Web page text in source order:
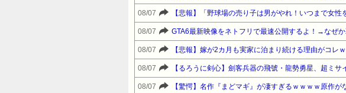
08/07 【悲報】「野球場の売り子は男がやれ！いつまで女
08/07 GTA6最新映像をネトフリで最速公開するよ！→なぜ
08/07 【悲報】嫁が2カ月も実家に泊まり続ける理由がコレ
08/07 【るろうに剣心】劍客兵器の飛號・龍勢勇星、超ミ
08/07